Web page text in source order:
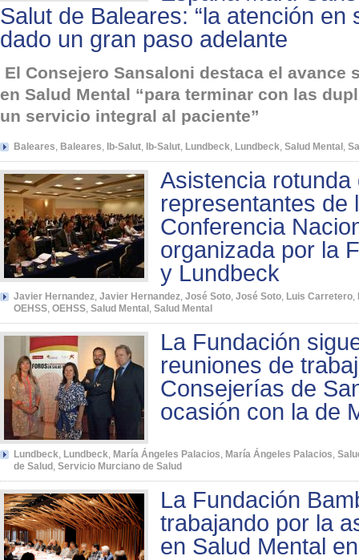
Salut de Baleares: “la atención en
dado un gran paso adelante
El Consejero Sansaloni destaca el avance
en Salud Mental “para terminar con las
un servicio integral al paciente”
Baleares Baleares Ib-Salut Ib-Salut Lundbeck Lundbeck Salud Mental
Asistencia
representantes de
Conferencia
organizada por la
y Lundbeck
Javier Hernandez Javier Hernandez José Soto José Soto Luis Carretero
OEHSS OEHSS Salud Mental Salud Mental
La Fundación
reuniones de
Consejerías de
ocasión con la de
Lundbeck Lundbeck María Ángeles Palacios María Ángeles Palacios
de Salud Servicio Murciano de Salud
La Fundación
trabajando por la
en Salud Mental